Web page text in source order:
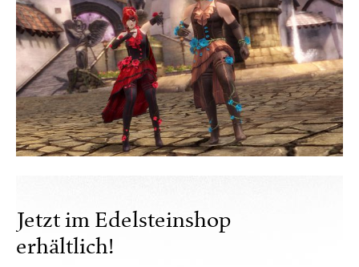
Jetzt im Edelsteinshop
erhältlich!